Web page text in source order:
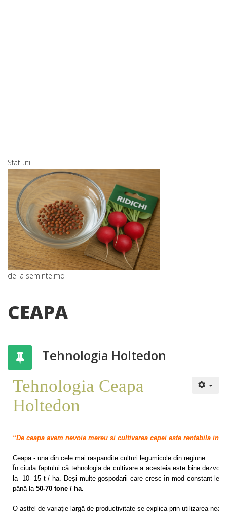
Sfat util
de la seminte.md
CEAPA
Tehnologia Holtedon
Tehnologia Ceapa
Holtedon
“De ceapa avem nevoie mereu si cultivarea cepei este rentabila
Ceapa - una din cele mai raspandite culturi legumicole din regiune.
În ciuda faptului că tehnologia de cultivare a acesteia este bine
la 10- 15 t / ha. Deşi multe gospodarii care cresc în mod constant
până la 50-70 tone / ha.
O astfel de variaţie largă de productivitate se explica prin utilizarea